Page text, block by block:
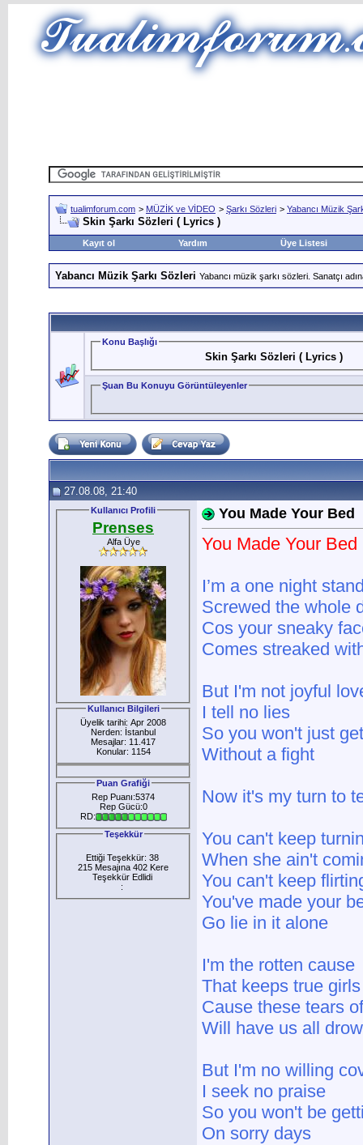
tualimforum.com > MÜZİK ve VİDEO > Şarkı Sözleri > Yabancı Müzik
Skin Şarkı Sözleri ( Lyrics )
Kayıt ol Yardım Üye Listesi
Yabancı Müzik Şarkı Sözleri Yabancı müzik şarkı sözleri. Sanatçı
Konu Başlığı
Skin Şarkı Sözleri ( Lyrics )
Şuan Bu Konuyu Görüntüleyenler
27.08.08, 21:40
Kullanıcı Profili
Prenses
Alfa Üye
Kullanıcı Bilgileri
Üyelik tarihi: Apr 2008
Nerden: İstanbul
Mesajlar: 11.417
Konular: 1154
Puan Grafiği
Rep Puanı:5374
Rep Gücü:0
RD:
Teşekkür
Ettiği Teşekkür: 38
215 Mesajına 402 Kere
Teşekkür Edlidi
:
You Made Your Bed
You Made Your Bed
I’m a one night
Screwed the whole
Cos your sneaky
Comes streaked
But I'm not joyful
I tell no lies
So you won't just
Without a fight
Now it's my turn to
You can't keep
When she ain't
You can't keep
You've made your
Go lie in it alone
I'm the rotten cause
That keeps true
Cause these tears
Will have us all
But I'm no willing
I seek no praise
So you won't be
On sorry days